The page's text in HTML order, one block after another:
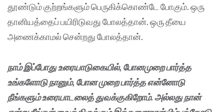
தூண்டும் குற்றங்களும் பெருகிக்கொண்டே போகும். ஒரு
தானியத்தைப் பயிரிடுவது போலத்தான். ஒரு தீயை
அணைக்காமல் சென்றது போலத்தான்.
நாம் இப்போது உரையாடுகையில், போனமுறை பார்த்த
உங்களோடு நானும், போன முறை பார்த்த என்னோடு
நீங்களும் உரையாடலைத் துவக்குகிறோம். அல்லது நான்